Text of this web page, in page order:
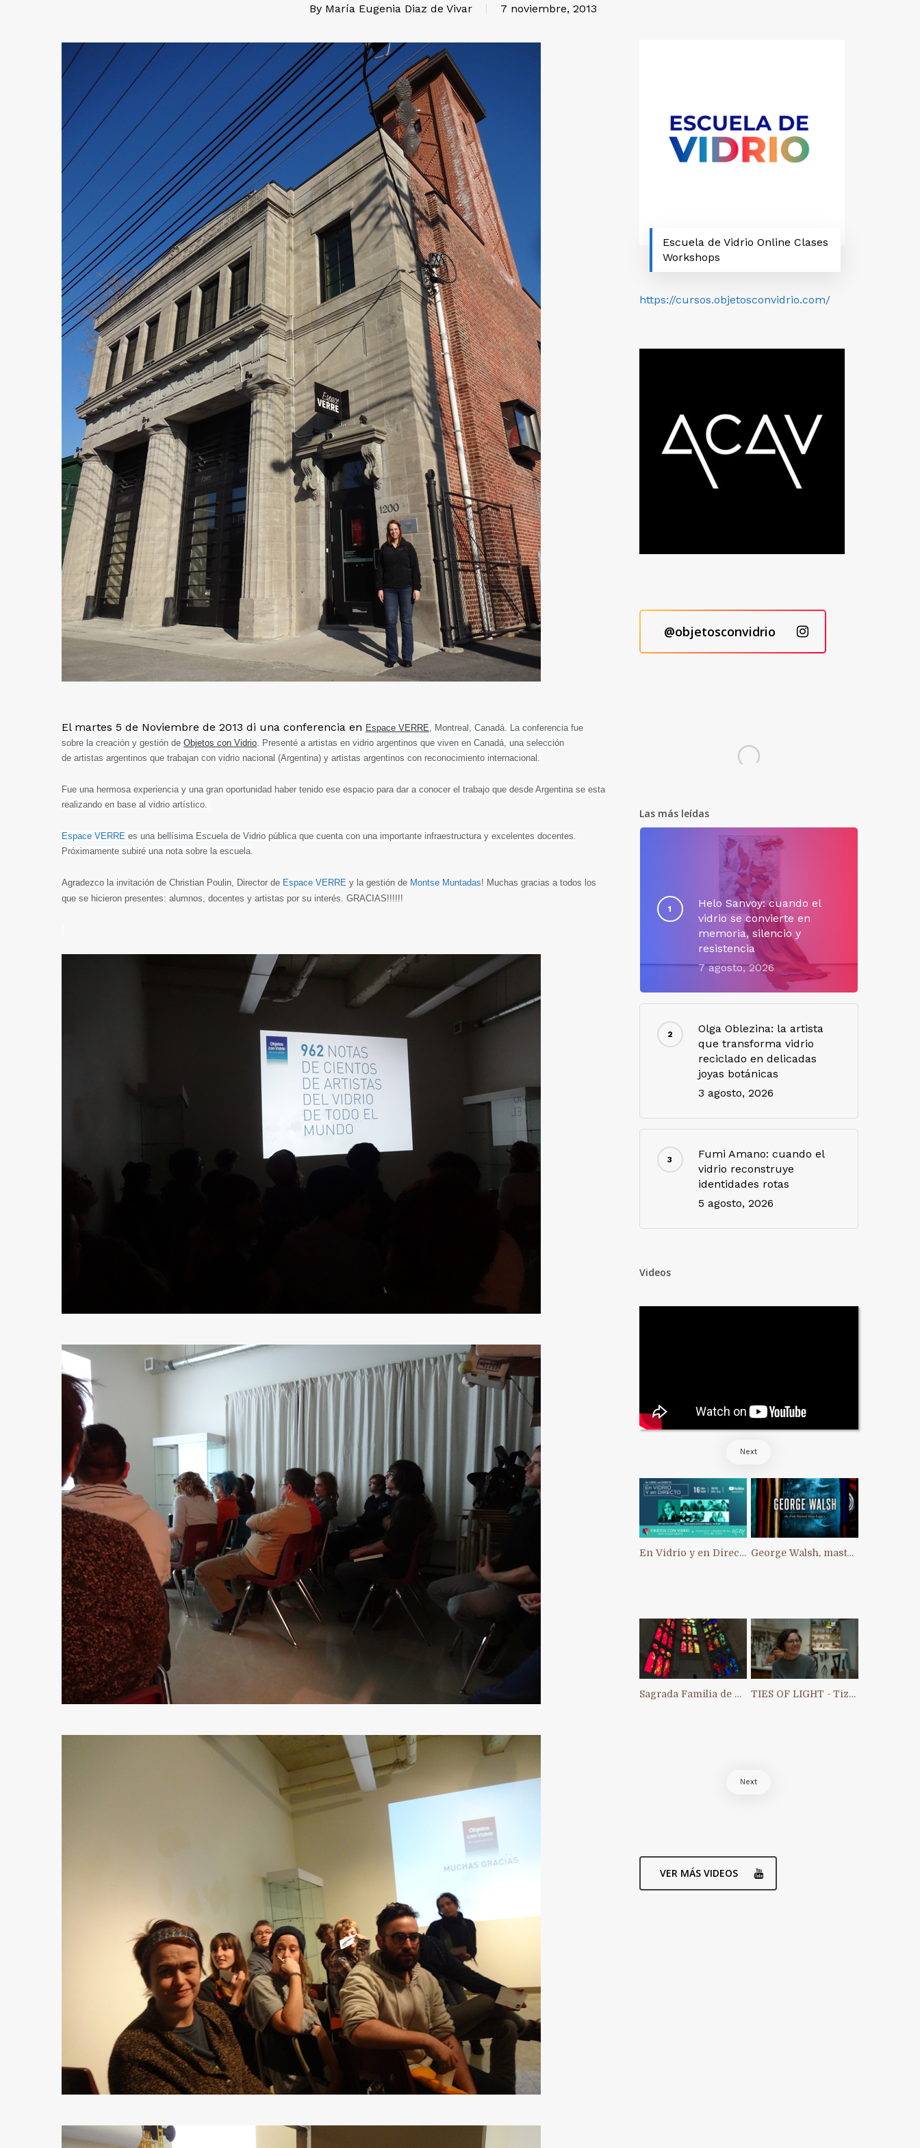
By María Eugenia Diaz de Vivar 7 noviembre, 2013
El martes 5 de Noviembre de 2013 di una conferencia en Espace VERRE, Montreal, Canadá. La conferencia fue
sobre la creación y gestión de Objetos con Vidrio. Presenté a artistas en vidrio argentinos que viven en Canadá, una selección
de artistas argentinos que trabajan con vidrio nacional (Argentina) y artistas argentinos con reconocimiento internacional.
Fue una hermosa experiencia y una gran oportunidad haber tenido ese espacio para dar a conocer el trabajo que desde Argentina se esta
realizando en base al vidrio artístico.
Espace VERRE es una bellísima Escuela de Vidrio pública que cuenta con una importante infraestructura y excelentes docentes.
Próximamente subiré una nota sobre la escuela.
Agradezco la invitación de Christian Poulin, Director de Espace VERRE y la gestión de Montse Muntadas! Muchas gracias a todos los
que se hicieron presentes: alumnos, docentes y artistas por su interés. GRACIAS!!!!!!
Escuela de Vidrio Online Clases
Workshops
https://cursos.objetosconvidrio.com/
@objetosconvidrio
Las más leídas
Helo Sanvoy: cuando el
vidrio se convierte en
memoria, silencio y
resistencia
7 agosto, 2026
Olga Oblezina: la artista
que transforma vidrio
reciclado en delicadas
joyas botánicas
3 agosto, 2026
Fumi Amano: cuando el
vidrio reconstruye
identidades rotas
5 agosto, 2026
Videos
Next
En Vidrio y en Directo: primer Intercambio Artístico Interno de ACAV George Walsh, master of stained glass in Ireland
Sagrada Familia de Barcelona TIES OF LIGHT - Tiziana Chiara
Next
VER MÁS VIDEOS